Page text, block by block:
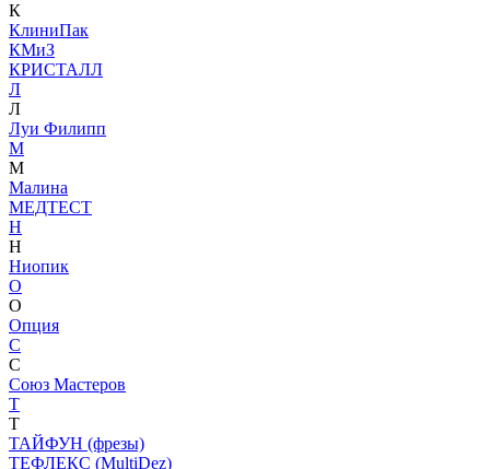
К
КлиниПак
КМиЗ
КРИСТАЛЛ
Л
Л
Луи Филипп
М
М
Малина
МЕДТЕСТ
Н
Н
Ниопик
О
О
Опция
С
С
Союз Мастеров
Т
Т
ТАЙФУН (фрезы)
ТЕФЛЕКС (MultiDez)